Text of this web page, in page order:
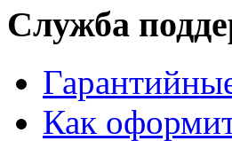
Служба
Как